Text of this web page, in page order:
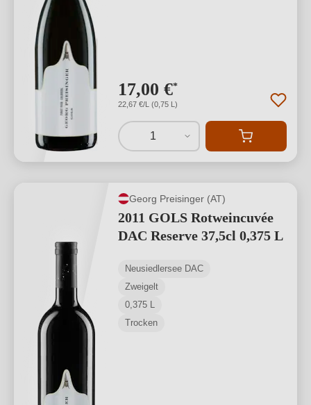
17,00 €*
22,67 €/L (0,75 L)
1
Georg Preisinger (AT)
2011 GOLS Rotweincuvée
DAC Reserve 37,5cl 0,375 L
Neusiedlersee DAC
Zweigelt
0,375 L
Trocken